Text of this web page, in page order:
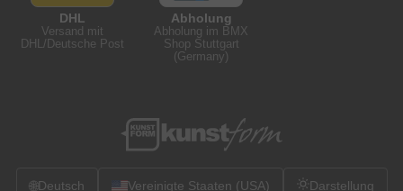
DHL
Versand mit
DHL/Deutsche Post
Abholung
Abholung im BMX
Shop Stuttgart
(Germany)
🌐Deutsch Vereinigte Staaten (USA) Darstellung